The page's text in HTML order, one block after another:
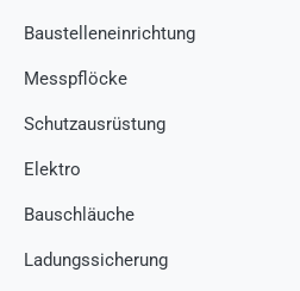
Baustelleneinrichtung
Messpflöcke
Schutzausrüstung
Elektro
Bauschläuche
Ladungssicherung